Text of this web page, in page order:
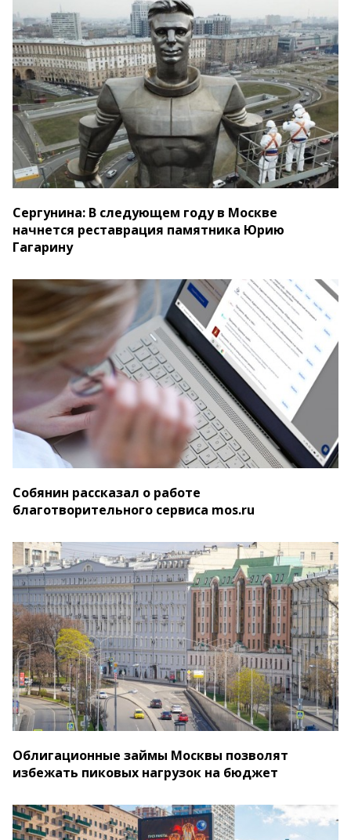
Сергунина: В следующем году в Москве
начнется реставрация памятника Юрию
Гагарину
Собянин рассказал о работе
благотворительного сервиса mos.ru
Облигационные займы Москвы позволят
избежать пиковых нагрузок на бюджет